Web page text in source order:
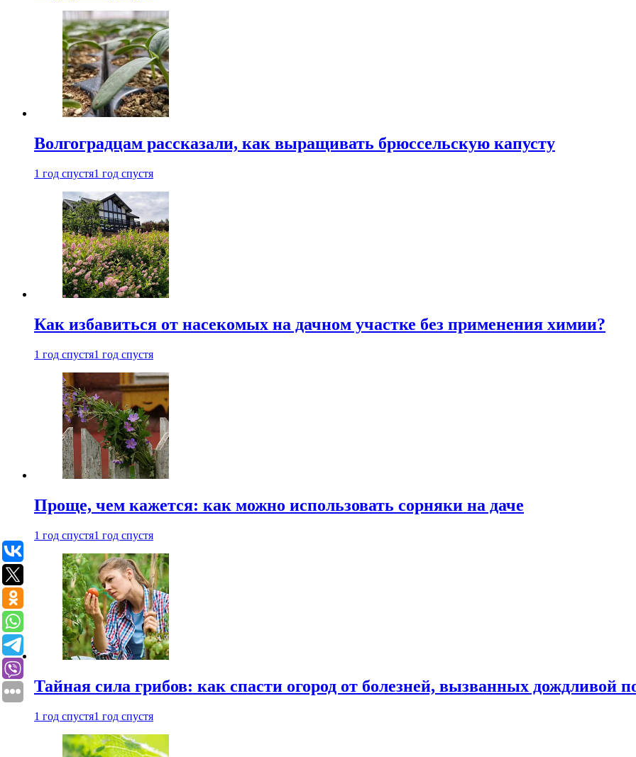
Волгоградцам рассказали, как выращивать брюссельскую капусту
1 год спустя1 год спустя
Как избавиться от насекомых на дачном участке без применения химии?
1 год спустя1 год спустя
Проще, чем кажется: как можно использовать сорняки на даче
1 год спустя1 год спустя
Тайная сила грибов: как спасти огород от болезней, вызванных дождливой
1 год спустя1 год спустя